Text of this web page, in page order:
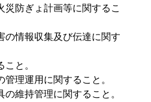
災防ぎょ計画等に関するこ
の情報収集及び伝達に関す
と。
理運用に関すること。
維持管理に関すること。